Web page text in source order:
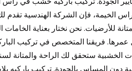
فإن الشركة الهندسية تقدم
للأرضيات. نحن نختار بعناية الخامات
فريقنا المتخصص في تركيب
الخشبية ستحقق لك الراحة والمتانة